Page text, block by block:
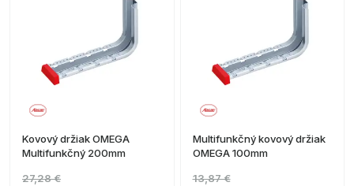
Kovový držiak OMEGA
Multifunkčný 200mm
27,28 €
Multifunkčný kovový držiak
OMEGA 100mm
13,87 €